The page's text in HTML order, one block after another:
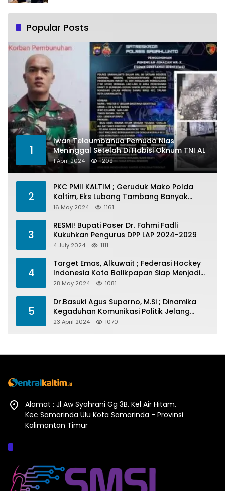
Popular Posts
1
Iwan Telaumbanua Pemuda Nias
Meninggal Setelah Di Habisi Oknum TNI AL
1 April 2024 1209
2
PKC PMII KALTIM ; Geruduk Mako Polda
Kaltim, Eks Lubang Tambang Banyak
Menelan Korban
16 May 2024 1161
3
RESMI! Bupati Paser Dr. Fahmi Fadli
Kukuhkan Pengurus DPP LAP 2024-2029
4 July 2024 1111
4
Target Emas, Alkuwait ; Federasi Hockey
Indonesia Kota Balikpapan Siap Menjadi
Barometer Prestasi Di Kaltim
28 May 2024 1081
5
Dr.Basuki Agus Suparno, M.Si ; Dinamika
Kegaduhan Komunikasi Politik Jelang
Pesta Politik 2024
23 April 2024 1070
Alamat : Jl Aw Syahrani Gg 3B. Kel Air Hitam.
Kec Samarinda Ulu Kota Samarinda - Provinsi
Kalimantan Timur